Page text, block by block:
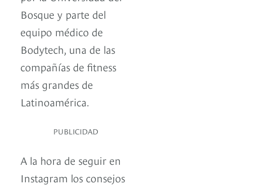
Bosque y parte del
equipo médico de
Bodytech, una de las
compañías de fitness
más grandes de
Latinoamérica.
PUBLICIDAD
A la hora de seguir en
Instagram los consejos